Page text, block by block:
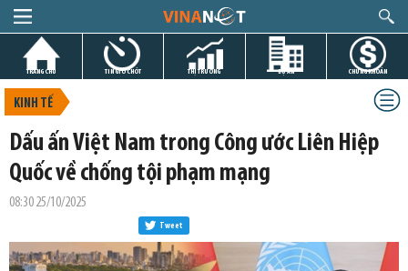
TRANG CHỦ TIN GIỜ CHÓT THỊ TRƯỜNG DỰ ÁN CHỨNG KHOÁN
KINH TẾ
Dấu ấn Việt Nam trong Công ước Liên Hiệp
Quốc về chống tội phạm mạng
08:30 25/10/2025
Tweet